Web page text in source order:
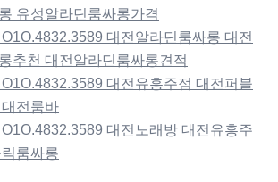
유성알라딘룸싸롱가격
대전알라딘룸싸롱 대전
추천 대전알라딘룸싸롱견적
대전유흥주점 대전퍼블
전룸바
대전노래방 대전유흥주
룸싸롱